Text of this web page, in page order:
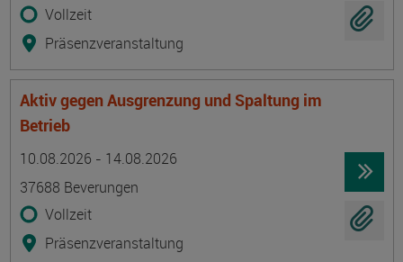
Vollzeit
Präsenzveranstaltung
Aktiv gegen Ausgrenzung und Spaltung im
Betrieb
10.08.2026 - 14.08.2026
37688 Beverungen
Vollzeit
Präsenzveranstaltung